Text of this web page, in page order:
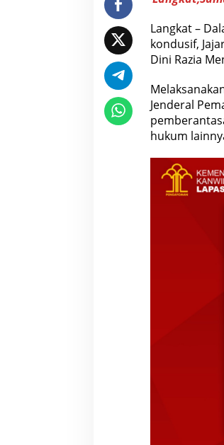
k
Langkat –
kondusif,
Dini Razia
Jenderal
hukum